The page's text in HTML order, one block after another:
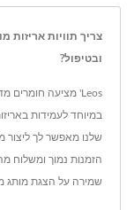
צריך תוויות אריזות
ובטיפול?
במיוחד לעמידות
שלנו מאפשר לך ליצור
הזמנות נמוך ומשלוח
שמירה על הצגת מותג